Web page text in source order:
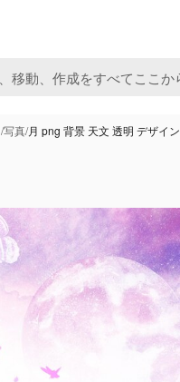
/写真/月 png 背景 天文 透明 デザイン